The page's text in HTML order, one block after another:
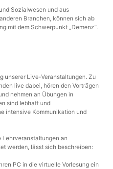
Sozialwesen und aus
Branchen, können sich ab
mit dem Schwerpunkt „Demenz“.
unserer Live-Veranstaltungen. Zu
live dabei, hören den Vorträgen
nehmen an Übungen in
sind lebhaft und
intensive Kommunikation und
Lehrveranstaltungen an
werden, lässt sich beschreiben:
PC in die virtuelle Vorlesung ein